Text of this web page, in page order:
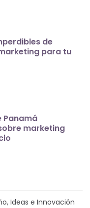
de
para tu
Panamá
marketing
Ideas e Innovación